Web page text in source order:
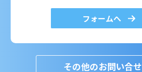
フォームへ
その他のお問い合せ